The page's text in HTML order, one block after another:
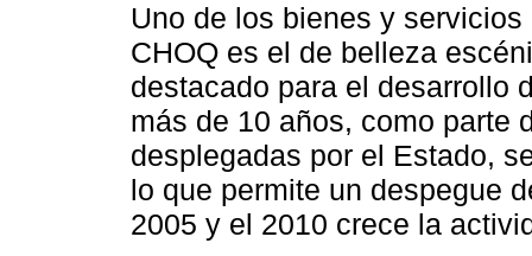
Uno de los bienes y
CHOQ es el de belleza
destacado para el desarrollo
más de 10 años, como parte
desplegadas por el Estado,
lo que permite un despegue
2005 y el 2010 crece la